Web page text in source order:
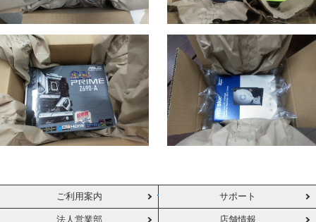
ご利用案内 サポート
法人営業部 店舗情報